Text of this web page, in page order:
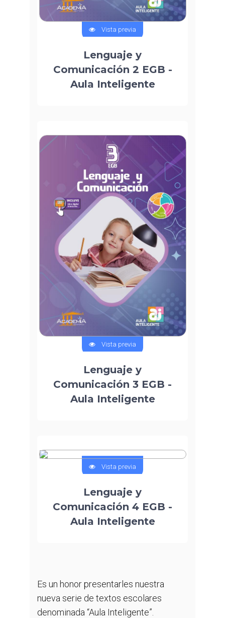
Vista previa
Lenguaje y
Comunicación 2 EGB -
Aula Inteligente
Vista previa
Lenguaje y
Comunicación 3 EGB -
Aula Inteligente
Vista previa
Lenguaje y
Comunicación 4 EGB -
Aula Inteligente
Es un honor presentarles nuestra
nueva serie de textos escolares
denominada “Aula Inteligente”.